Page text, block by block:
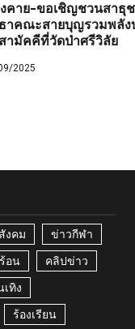
คาย-ขอเชิญชวนสาธุ
าคณะสายบุญรวมพลั
ามัคคีที่วัดป่าศรีวิลัย
2025
งคม ข่าวกีฬา
อน คลิปข่าว
เทิง
ร้องเรียน